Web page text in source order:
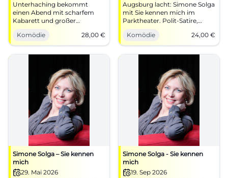
Unterhaching bekommt
einen Abend mit scharfem
Kabarett und großer
Bühnenpräsenz: Simone
Solga bringt Sie kennen mich
ins KUBIZ. 07.05.2026, ab 28
Euro. #Kabarett #Comedy
Komödie 28,00 €
Augsburg lacht: Simone Solga
mit Sie kennen mich im
Parktheater. Polit-Satire,
Tempo, starke
Publikumsreaktion.
08.05.2026, 20:00 Uhr, ab 24
€. Barrierefrei, gute
Komödie 24,00 €
Simone Solga – Sie kennen
mich
29. Mai 2026
Simone Solga - Sie kennen
mich
19. Sep 2026